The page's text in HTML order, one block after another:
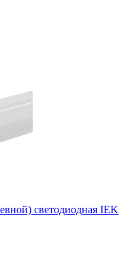
светодиодная IEK